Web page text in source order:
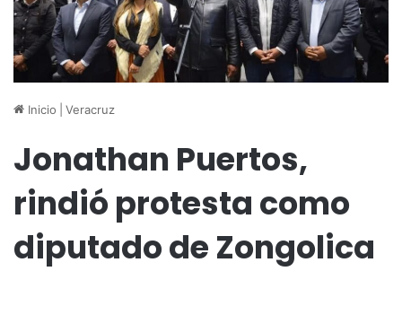
Inicio Veracruz
Jonathan Puertos,
rindió protesta como
diputado de Zongolica